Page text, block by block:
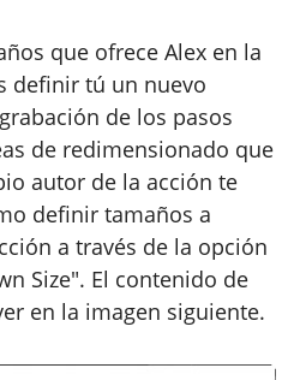
que ofrece Alex en la
definir tú un nuevo
de los pasos
de redimensionado que
autor de la acción te
definir tamaños a
a través de la opción
Size". El contenido de
en la imagen siguiente.